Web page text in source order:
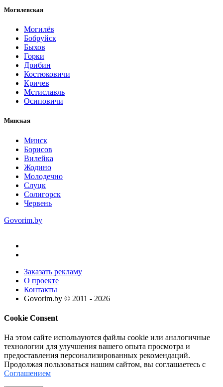
Могилевская
Могилёв
Бобруйск
Быхов
Горки
Дрибин
Костюковичи
Кричев
Мстиславль
Осиповичи
Минская
Минск
Борисов
Вилейка
Жодино
Молодечно
Слуцк
Солигорск
Червень
Govorim.by
Заказать рекламу
О проекте
Контакты
Govorim.by © 2011 - 2026
Cookie Consent
На этом сайте используются файлы cookie или аналогичные
технологии для улучшения вашего опыта просмотра и
предоставления персонализированных рекомендаций.
Продолжая пользоваться нашим сайтом, вы соглашаетесь с
Соглашением